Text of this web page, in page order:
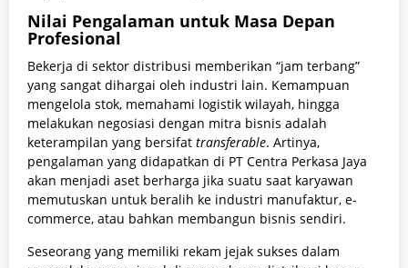
Nilai Pengalaman untuk Masa Depan
Profesional
Bekerja di sektor distribusi memberikan “jam terbang”
yang sangat dihargai oleh industri lain. Kemampuan
mengelola stok, memahami logistik wilayah, hingga
melakukan negosiasi dengan mitra bisnis adalah
keterampilan yang bersifat transferable. Artinya,
pengalaman yang didapatkan di PT Centra Perkasa Jaya
akan menjadi aset berharga jika suatu saat karyawan
memutuskan untuk beralih ke industri manufaktur, e-
commerce, atau bahkan membangun bisnis sendiri.
Seseorang yang memiliki rekam jejak sukses dalam